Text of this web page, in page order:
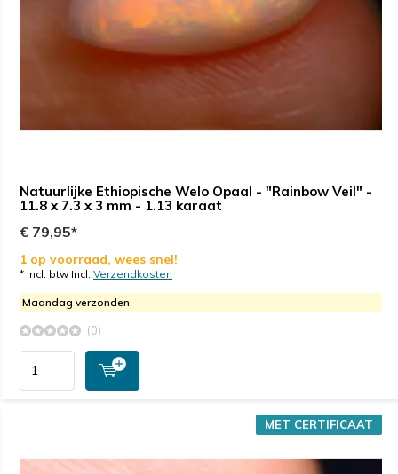
Natuurlijke Ethiopische Welo Opaal - "Rainbow Veil" -
11.8 x 7.3 x 3 mm - 1.13 karaat
€ 79,95*
1 op voorraad, wees snel!
* Incl. btw Incl. Verzendkosten
Maandag verzonden
(0)
MET CERTIFICAAT